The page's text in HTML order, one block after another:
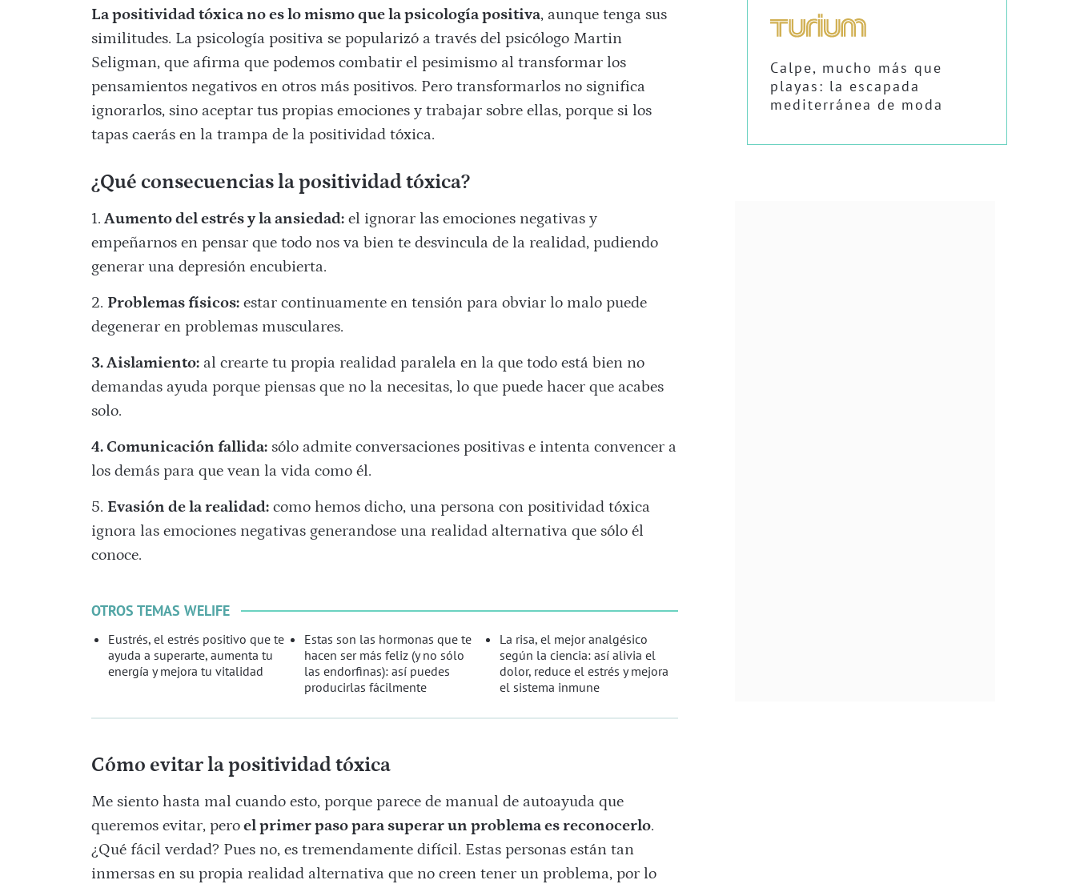
La positividad tóxica no es lo mismo que la psicología positiva, aunque tenga sus
similitudes. La psicología positiva se popularizó a través del psicólogo Martin
Seligman, que afirma que podemos combatir el pesimismo al transformar los
pensamientos negativos en otros más positivos. Pero transformarlos no significa
ignorarlos, sino aceptar tus propias emociones y trabajar sobre ellas, porque si los
tapas caerás en la trampa de la positividad tóxica.
¿Qué consecuencias la positividad tóxica?
1. Aumento del estrés y la ansiedad:el ignorar las emociones negativas y
empeñarnos en pensar que todo nos va bien te desvincula de la realidad, pudiendo
generar una depresión encubierta.
2. Problemas físicos:estar continuamente en tensión para obviar lo malo puede
degenerar en problemas musculares.
3. Aislamiento:al crearte tu propia realidad paralela en la que todo está bien no
demandas ayuda porque piensas que no la necesitas, lo que puede hacer que acabes
solo.
4. Comunicación fallida:sólo admite conversaciones positivas e intenta convencer a
los demás para que vean la vida como él.
5. Evasión de la realidad:como hemos dicho, una persona con positividad tóxica
ignora las emociones negativas generandose una realidad alternativa que sólo él
conoce.
OTROS TEMAS WELIFE
Eustrés, el estrés positivo que te
ayuda a superarte, aumenta tu
energía y mejora tu vitalidad
Estas son las hormonas que te
hacen ser más feliz (y no sólo
las endorfinas): así puedes
producirlas fácilmente
La risa, el mejor analgésico
según la ciencia: así alivia el
dolor, reduce el estrés y mejora
el sistema inmune
Cómo evitar la positividad tóxica
Me siento hasta mal cuando esto, porque parece de manual de autoayuda que
queremos evitar, peroel primer paso para superar un problema es reconocerlo.
¿Qué fácil verdad? Pues no, es tremendamente difícil. Estas personas están tan
inmersas en su propia realidad alternativa que no creen tener un problema, por lo
Calpe, mucho más que
playas: la escapada
mediterránea de moda